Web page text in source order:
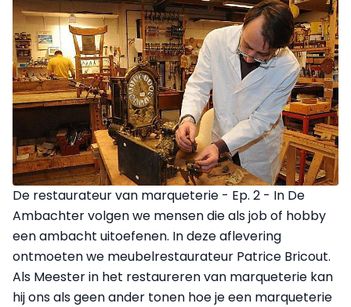
De restaurateur van marqueterie - Ep. 2 - In De
Ambachter volgen we mensen die als job of hobby
een ambacht uitoefenen. In deze aflevering
ontmoeten we meubelrestaurateur Patrice Bricout.
Als Meester in het restaureren van marqueterie kan
hij ons als geen ander tonen hoe je een marqueterie